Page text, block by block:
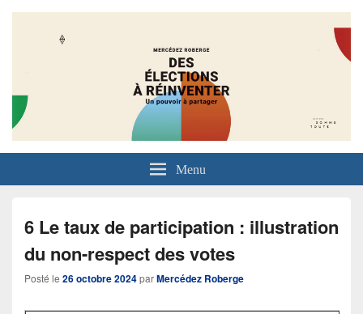
Menu
6 Le taux de participation : illustration
du non-respect des votes
Posté le 26 octobre 2024parMercédez Roberge